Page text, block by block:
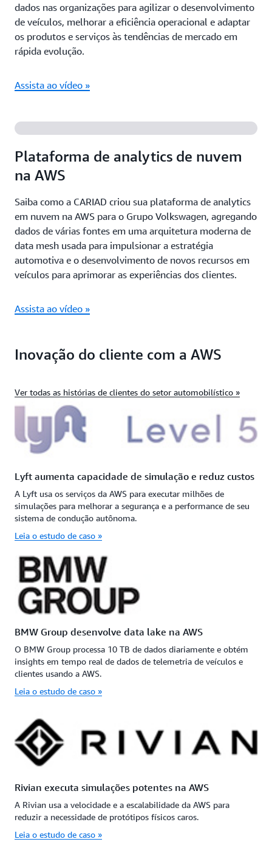
dados nas organizações para agilizar o desenvolvimento
de veículos, melhorar a eficiência operacional e adaptar
os produtos e serviços às tendências de mercado em
rápida evolução.
Assista ao vídeo »
Plataforma de analytics de nuvem
na AWS
Saiba como a CARIAD criou sua plataforma de analytics
em nuvem na AWS para o Grupo Volkswagen, agregando
dados de várias fontes em uma arquitetura moderna de
data mesh usada para impulsionar a estratégia
automotiva e o desenvolvimento de novos recursos em
veículos para aprimorar as experiências dos clientes.
Assista ao vídeo »
Inovação do cliente com a AWS
Ver todas as histórias de clientes do setor automobilístico »
Lyft aumenta capacidade de simulação e reduz custos
A Lyft usa os serviços da AWS para executar milhões de
simulações para melhorar a segurança e a performance de seu
sistema de condução autônoma.
Leia o estudo de caso »
BMW Group desenvolve data lake na AWS
O BMW Group processa 10 TB de dados diariamente e obtém
insights em tempo real de dados de telemetria de veículos e
clientes usando a AWS.
Leia o estudo de caso »
Rivian executa simulações potentes na AWS
A Rivian usa a velocidade e a escalabilidade da AWS para
reduzir a necessidade de protótipos físicos caros.
Leia o estudo de caso »